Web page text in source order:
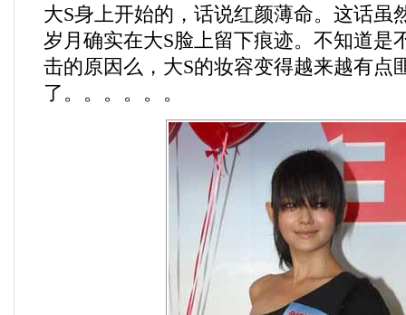
大S身上开始的，话说红颜薄命。这话虽
岁月确实在大S脸上留下痕迹。不知道是
击的原因么，大S的妆容变得越来越有点
了。。。。。。